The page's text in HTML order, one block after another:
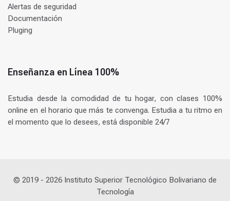
Alertas de seguridad
Documentación
Pluging
Enseñanza en Línea 100%
Estudia desde la comodidad de tu hogar, con clases 100%
online en el horario que más te convenga. Estudia a tu ritmo en
el momento que lo desees, está disponible 24/7
© 2019 - 2026 Instituto Superior Tecnológico Bolivariano de
Tecnología